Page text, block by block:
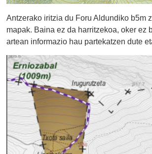
Antzerako iritzia du Foru Aldundiko b5m
mapak. Baina ez da harritzekoa, oker ez
artean informazio hau partekatzen dute